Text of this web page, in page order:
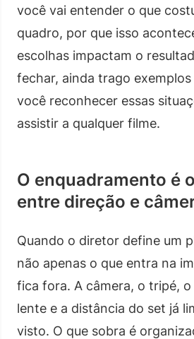
você vai entender o que
quadro, por que isso
escolhas impactam o
fechar, ainda trago
você reconhecer essas
assistir a qualquer filme.
O enquadramento é
entre direção e
Quando o diretor define um
não apenas o que entra na
fica fora. A câmera, o tripé,
lente e a distância do set já
visto. O que sobra é